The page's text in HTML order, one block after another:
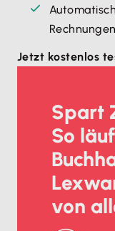
Rechnungen
Jetzt kostenlos
Spart
So
von